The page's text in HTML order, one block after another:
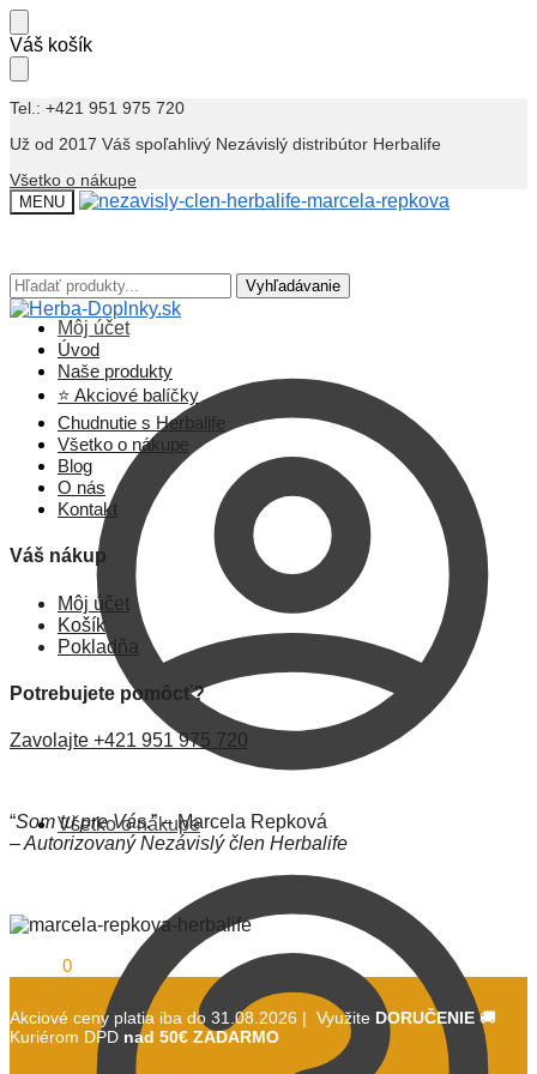
Skip
to
navigation
Skip
to
content
Váš košík
Tel.: +421 951 975 720
Už od 2017 Váš spoľahlivý Nezávislý distribútor Herbalife
Všetko o nákupe
MENU
Hľadať: Vyhľadávanie
Môj účet
Všetko o nákupe
Hľadať: Vyhľadávanie
Úvod
Naše produkty
⭐ Akciové balíčky
Chudnutie s Herbalife
Všetko o nákupe
Blog
O nás
Kontakt
Váš nákup
Môj účet
Košík
Pokladňa
Potrebujete pomôcť?
Zavolajte +421 951 975 720
“Som tu pre Vás.” – Marcela Repková
– Autorizovaný Nezávislý člen Herbalife
0
Akciové ceny platia iba do 31.08.2026 | Využite DORUČENIE🚚
Kuriérom DPD nad 50€ ZADARMO